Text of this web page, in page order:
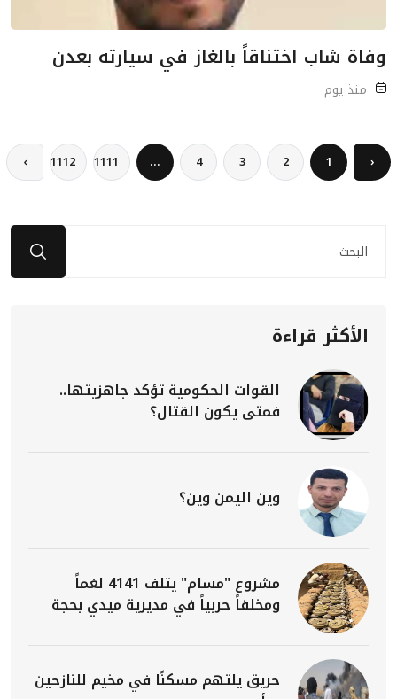
وفاة شاب اختناقاً بالغاز في سيارته بعدن
منذ يوم
‹
1
2
3
4
...
1111
1112
›
الأكثر قراءة
القوات الحكومية تؤكد جاهزيتها..
فمتى يكون القتال؟
وين اليمن وين؟
مشروع "مسام" يتلف 4141 لغماً
ومخلفاً حربياً في مديرية ميدي بحجة
حريق يلتهم مسكنًا في مخيم للنازحين